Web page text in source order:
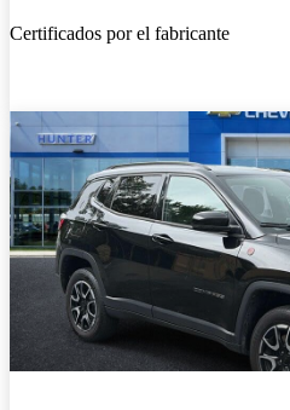
Certificados por el fabricante